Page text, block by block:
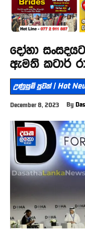
දෝහා
ඇමති කටාර්
උණුසුම් පුවත් | Hot
December 8, 2023 By